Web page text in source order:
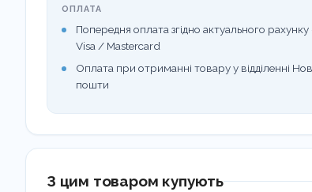
ОПЛАТА
Попередня оплата згідно актуального
Visa / Mastercard
Оплата при отриманні товару у відділенні
пошти
З цим товаром купують